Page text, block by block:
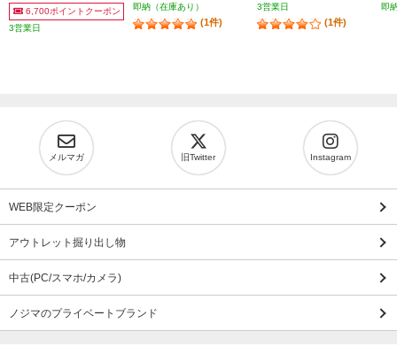
6,700ポイントクーポン
3営業日
即納（在庫あり）
(1件)
3営業日
(1件)
即
メルマガ 旧Twitter Instagram
WEB限定クーポン
アウトレット掘り出し物
中古(PC/スマホ/カメラ)
ノジマのプライベートブランド